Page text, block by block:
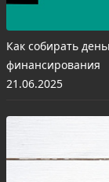
Как собирать
финансирования
21.06.2025